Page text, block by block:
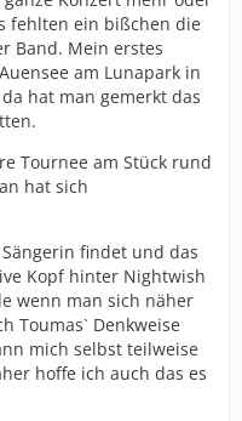
fehlten ein bißchen die
Band. Mein erstes
am Lunapark in
hat man gemerkt das
Tournee am Stück rund
hat sich
findet und das
Kopf hinter Nightwish
wenn man sich näher
Toumas` Denkweise
mich selbst teilweise
hoffe ich auch das es